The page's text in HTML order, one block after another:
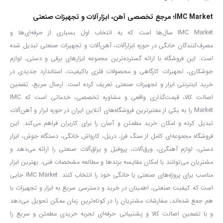
دستگاه را افزایش می‌دهد.
اگر به دنبال
خرید درجه باد کارگاهی استارمکس مدل SA-1101
با کیفیت
ساخت بالا، طراحی حرفه‌ای و دوام مناسب هستید، این محصول می‌تواند
گزینه‌ای ایده‌آل برای شما باشد. درفروشگاه IMC Market
می‌توانید این
محصول را با اطمینان بیشتر بررسی و تهیه کنید. ما در
IMC Market
تلاش می‌کنیم با ارائه ابزارآلات کاربردی، کیفیت مناسب و خریدی آسان،
تجربه‌ای مطمئن و رضایت‌بخش برای مشتریان فراهم کنیم.
ویژگی‌های کلیدی
کیفیت ساخت عالی و صنعتی
مقاوم و مستحکم
طراحی حرفه‌ای با والو خروجی هوا ضامن‌دار
ساخته شده از بهترین آلیاژ برنجی
دارای شلنگ بلند، بادوام و با انعطاف‌پذیری بالا
IMC Market؛ مرجع تخصصی آهن، ابزارآلات و تجهیزات صنعتی
IMC Market سال‌ها است که به انتخاب اول بسیاری از حرفه‌ای‌ها و
مصرف‌کنندگان خانگی در حوزه ابزارآلات، آهن‌آلات و تجهیزات صنعتی تبدیل شده
است. این فروشگاه با ارائه گسترده‌ترین مجموعه ابزارهای برقی و دستی، لوازم
جوشکاری، تجهیزات کارگاهی و محصولات فلزی باکیفیت، استاندارد جدیدی در
خرید اینترنتی ابزار و تجهیزات صنعتی تعریف کرده است. ارسال سریع، تضمین
اصالت کالا، قیمت‌گذاری واقعی و مشاوره تخصصی، خدماتی است که IMC
Market را به یکی از معتبرترین فروشگاه‌های آنلاین ایران در حوزه ابزار و آهن‌آلات
تبدیل کرده و امکان خرید مطمئن و آسان را برای کاربران فراهم می‌کند. این
فروشگاه مجموعه‌ای کامل از سنگ فرز، دریل، کارواش خانگی، دستگاه جوش، ابزار
دستی، لوازم آهنگری، ورق‌آلات، پروفیل و یراق‌آلات صنعتی را ارائه می‌دهد و
مشتریان می‌توانند با امکان مقایسه برندها و مطالعه مشخصات فنی، بهترین ابزار
مناسب برای پروژه‌های صنعتی یا خانگی خود را انتخاب کنند. IMC Market جایی
است که کیفیت صنعتی، اطمینان در خرید و دسترسی سریع به ابزار و تجهیزات با
هم جمع شده‌اند، سفارشات مشتریان را در کوتاه‌ترین زمان ممکن تحویل می‌دهد
و با تضمین اصالت کالا و پشتیبانی حرفه‌ای تجربه خریدی مطمئن و سریع را